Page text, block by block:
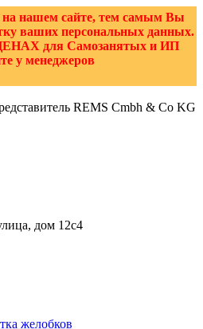
на нашем сайте, тем самым Вы
ваших персональных данных.
для Самозанятых и ИП
у менеджеров
REMS Cmbh & Co KG
дом 12с4
желобков